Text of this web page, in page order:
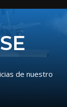
de nuestro